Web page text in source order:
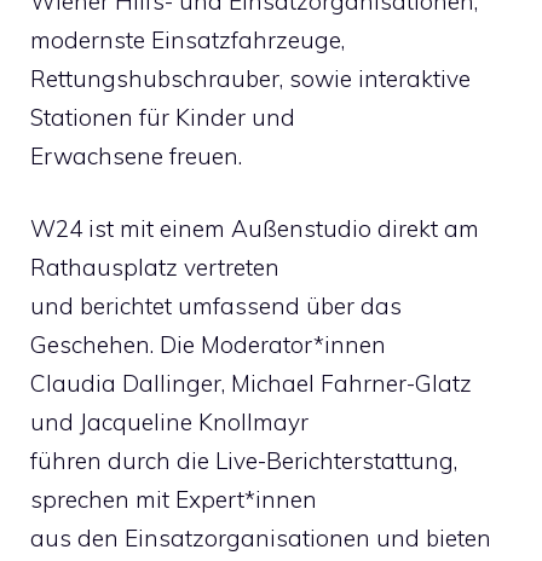
modernste Einsatzfahrzeuge,
Rettungshubschrauber, sowie interaktive
Stationen für Kinder und
Erwachsene freuen.
W24 ist mit einem Außenstudio direkt am
Rathausplatz vertreten
und berichtet umfassend über das
Geschehen. Die Moderator*innen
Claudia Dallinger, Michael Fahrner-Glatz
und Jacqueline Knollmayr
führen durch die Live-Berichterstattung,
sprechen mit Expert*innen
aus den Einsatzorganisationen und bieten